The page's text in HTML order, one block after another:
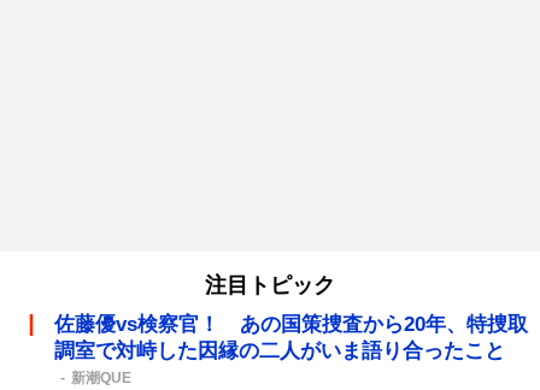
注目トピック
佐藤優vs検察官！ あの国策捜査から20年、特捜取
調室で対峙した因縁の二人がいま語り合ったこと
新潮QUE